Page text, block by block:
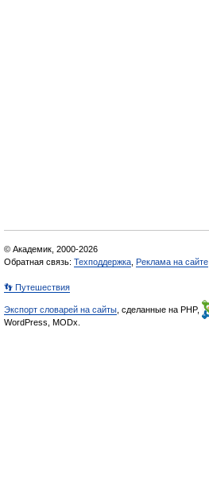
© Академик, 2000-2026
Обратная связь: Техподдержка Реклама на сайте
👣 Путешествия
Экспорт словарей на сайты , сделанные на PHP,
WordPress, MODx.